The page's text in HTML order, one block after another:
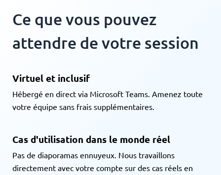
Ce que vous pouvez
attendre de votre session
Virtuel et inclusif
Hébergé en direct via Microsoft Teams. Amenez toute
votre équipe sans frais supplémentaires.
Cas d'utilisation dans le monde réel
Pas de diaporamas ennuyeux. Nous travaillons
directement avec votre compte sur des cas réels en